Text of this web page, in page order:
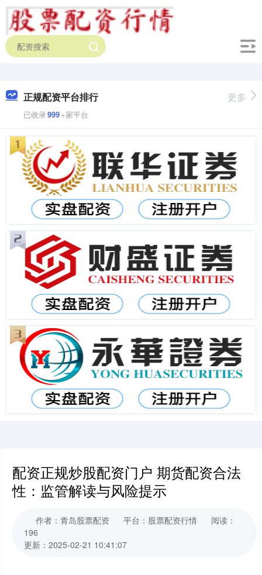
正规配资平台排行
已收录999+家平台
更多
配资正规炒股配资门户 期货配资合法
性：监管解读与风险提示
作者：青岛股票配资 平台：股票配资行情
阅读：
196
更新：2025-02-21 10:41:07